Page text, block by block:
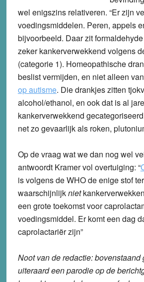
wel enigszins relativeren. “Er zijn
voedingsmiddelen. Peren, appels
bijvoorbeeld. Daar zit
zeker kankerverwekkend volgens
(categorie 1). Homeopathische
beslist vermijden, en niet alleen
op autisme. Die drankjes zitten
alcohol/ethanol, en ook dat is al
kankerverwekkend
net zo gevaarlijk als roken,
Op de vraag wat we dan nog wel
antwoordt Kramer vol overtuiging: “
is volgens de WHO de enige stof
waarschijnlijkniet
een grote toekomst voor
voedingsmiddel. Er komt een dag
caprolactariër zijn”
Noot van de redactie: bovenstaand
uiteraard een parodie op de